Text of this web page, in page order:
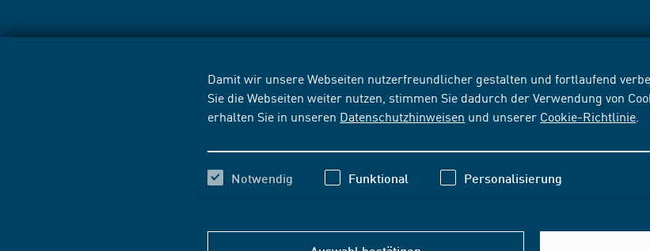
Damit wir unsere Webseiten nutzerfreundlicher gestalten und fortlaufend
Sie die Webseiten weiter nutzen, stimmen Sie dadurch der Verwendung von
erhalten Sie in unseren Datenschutzhinweisen und unserer Cookie-Richtlinie
Notwendig Funktional Personalisierung